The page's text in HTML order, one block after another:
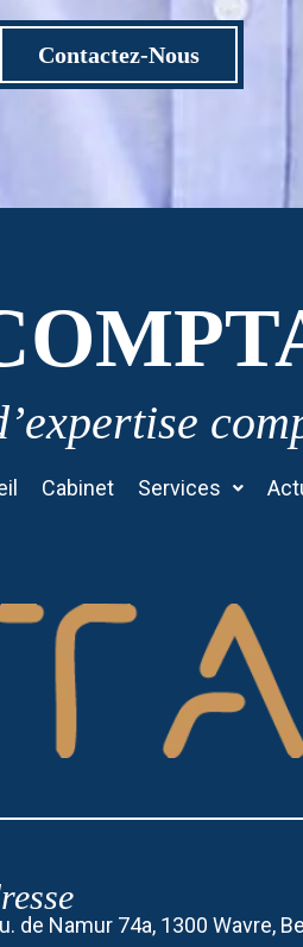
Contactez-Nous
Cabinet Services
de Namur 74a, 1300 Wavre,